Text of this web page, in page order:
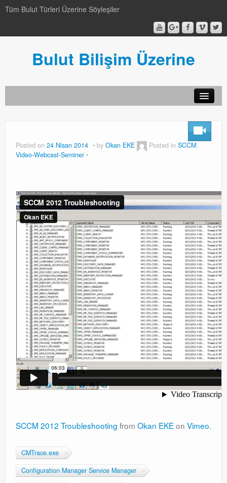
Tüm Bulut Türleri Üzerine Söyleşiler
Bulut Bilişim Üzerine
Genel
Video-Webcast-Seminer
Video-Webcast-Seminer
Windows Server Family
Windows Server Family
SCOM
SCOM
Orchestrator
Orchestrator
Watchguard
Watchguard
Exchange
Posted on 24 Nisan 2014 by Okan EKE Posted in SCCM,
Video-Webcast-Seminer
SCCM 2012 Troubleshooting from Okan EKEon Vimeo.
CMTrace.exe
Configuration Manager Service Manager